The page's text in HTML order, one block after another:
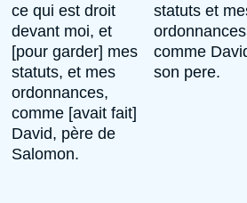
ce qui est droit
devant moi, et
[pour garder] mes
statuts, et mes
ordonnances,
comme [avait fait]
David, père de
Salomon.
statuts et
comme
son pere.